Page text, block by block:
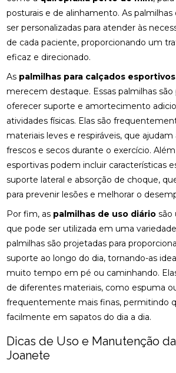
posturais e de alinhamento. As
ser personalizadas para atender às
de cada paciente, proporcionando um
eficaz e direcionado.
As palmilhas para calçados esportivos
merecem destaque. Essas palmilhas são
oferecer suporte e amortecimento
atividades físicas. Elas são
materiais leves e respiráveis, que
frescos e secos durante o exercício.
esportivas podem incluir características
suporte lateral e absorção de choque,
para prevenir lesões e melhorar o
Por fim, as palmilhas de uso diário são
que pode ser utilizada em uma
palmilhas são projetadas para
suporte ao longo do dia, tornando-as
muito tempo em pé ou caminhando.
de diferentes materiais, como espuma
frequentemente mais finas, permitindo
facilmente em sapatos do dia a dia.
Dicas de Uso e Manutenção
Joanete
MELHORAR SEU EQUILÍBRIO
FISIOTERAPIA DE REABILITAÇÃO VESTIBULAR PARA
MELHORAR SEU EQUILÍBRIO
BENEFÍCIOS E PRÁTICAS
FISIOTERAPIA MOTORA E RESPIRATÓRIA:
BENEFÍCIOS E PRÁTICAS
FISIOTERAPIA MOTORA E RESPIRATÓRIA:
BENEFÍCIOS E ABORDAGENS
FISIOTERAPIA NA LABIRINTITE: COMO O
TRATAMENTO PODE AJUDAR NA
FISIOTERAPIA NA LABIRINTITE: COMO O
TRATAMENTO PODE MELHORAR
QUALIDADE DE VIDA
FISIOTERAPIA NA LABIRINTITE: COMO O
TRATAMENTO PODE MELHORAR
QUALIDADE DE VIDA
FISIOTERAPIA NA LABIRINTITE: DICAS PARA ALIVIAR
SINTOMAS
FISIOTERAPIA NA REABILITAÇÃO VESTIBULAR: A
SOLUÇÃO PARA DORES DE CABEÇA